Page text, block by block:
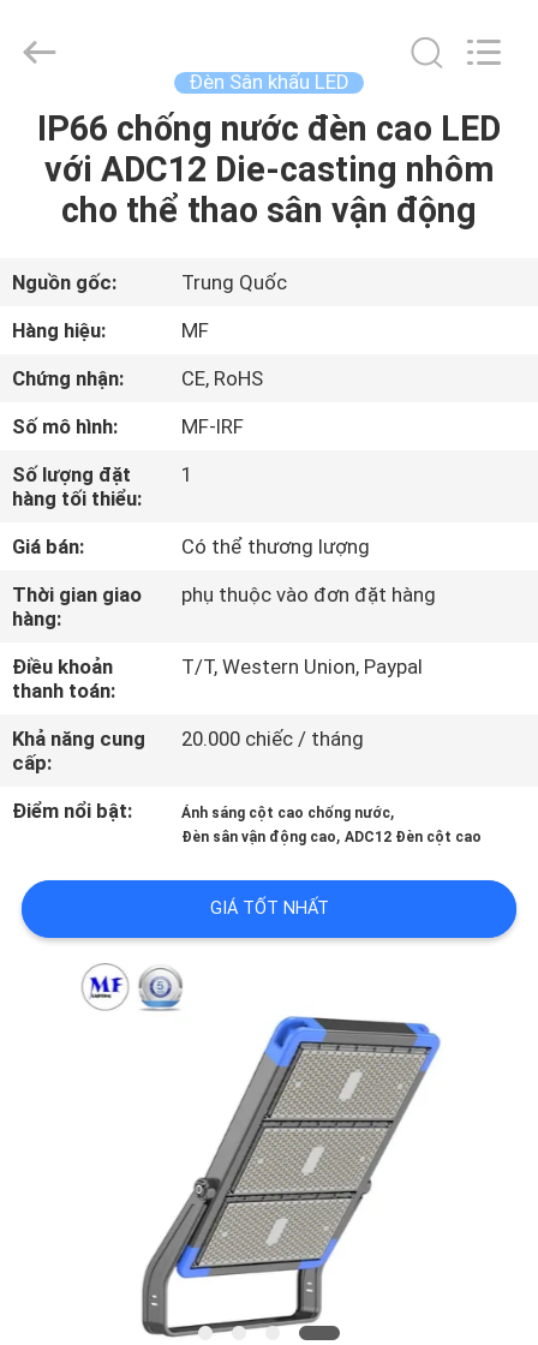
TRANG
CHỦ
SẢN
PHẨM
VỀ
CHÚNG
TÔI
THAM
QUAN
NHÀ
MÁY
SOÁT
CHẤT
LƯỢNG
Feng
Lighting
Đèn Sân khấu LED
IP66 chống nước đèn cao LED
với ADC12 Die-casting nhôm
cho thể thao sân vận động
Nguồn gốc:
Trung Quốc
Hàng hiệu:
MF
Chứng nhận:
CE, RoHS
Số mô hình:
MF-IRF
Số lượng đặt
hàng tối thiểu:
1
Giá bán:
Có thể thương lượng
Thời gian giao
hàng:
phụ thuộc vào đơn đặt hàng
Điều khoản
thanh toán:
T/T, Western Union, Paypal
Khả năng cung
cấp:
20.000 chiếc / tháng
Điểm nổi bật: Ánh sáng cột cao chống nước,
Đèn sân vận động cao,ADC12 Đèn cột cao
GIÁ TỐT NHẤT